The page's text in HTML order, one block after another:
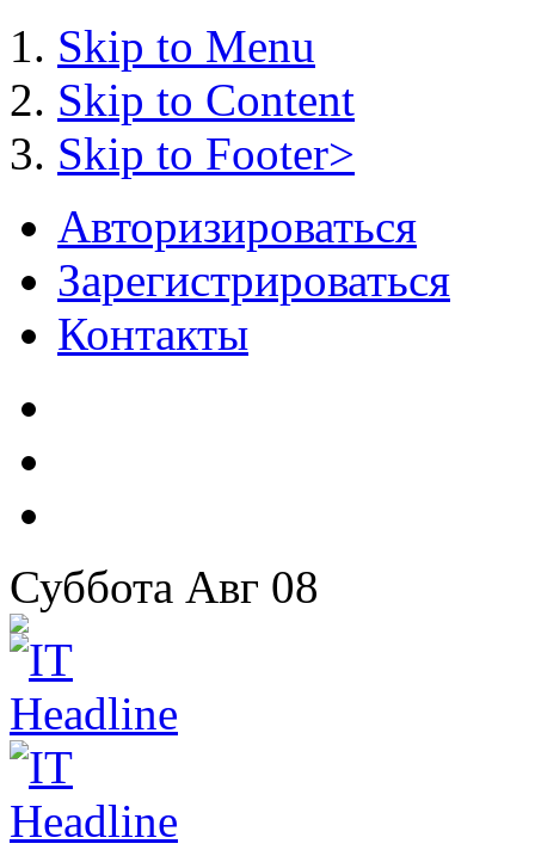
Skip to Menu
Skip to Content
Skip to Footer>
Авторизироваться
Зарегистрироваться
Контакты
Суббота Авг 08